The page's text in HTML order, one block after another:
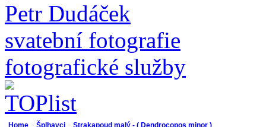
Petr Dudáček
svatební fotografie
fotografické služby
Home Šplhavci Strakapoud malý - ( Dendrocopos minor )